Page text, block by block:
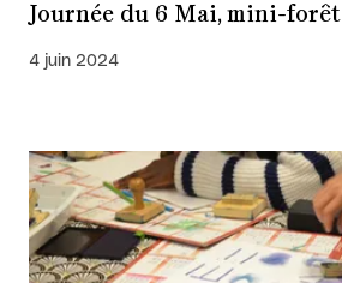
Journée du 6 Mai, mini-forêt
4 juin 2024